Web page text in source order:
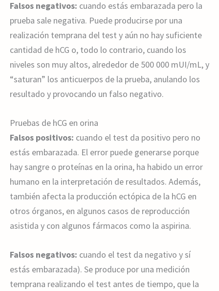
Falsos negativos: cuando estás embarazada pero la
prueba sale negativa. Puede producirse por una
realización temprana del test y aún no hay suficiente
cantidad de hCG o, todo lo contrario, cuando los
niveles son muy altos, alrededor de 500 000 mUI/mL, y
“saturan” los anticuerpos de la prueba, anulando los
resultado y provocando un falso negativo.
Pruebas de hCG en orina
Falsos positivos: cuando el test da positivo pero no
estás embarazada. El error puede generarse porque
hay sangre o proteínas en la orina, ha habido un error
humano en la interpretación de resultados. Además,
también afecta la producción ectópica de la hCG en
otros órganos, en algunos casos de reproducción
asistida y con algunos fármacos como la aspirina.
Falsos negativos: cuando el test da negativo y sí
estás embarazada). Se produce por una medición
temprana realizando el test antes de tiempo, que la